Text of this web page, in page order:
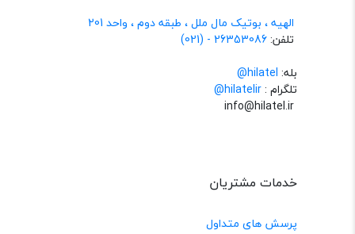
الهیه ، بوتیک مال ملل ، طبقه دوم ، واحد 201
تلفن:26353086 - (021)
بله: hilatel@
تلگرام :@hilatelir
خدمات مشتریان
پرسش های متداول